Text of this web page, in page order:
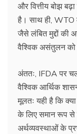
और वित्तीय बोझ
है। साथ ही, WTO
जैसे लंबित मुद्दों की
वैश्विक असंतुलन को
अंततः, IFDA पर
वैश्विक आर्थिक
मूलतः यही है कि
के लिए समान रूप से
अर्थव्यवस्थाओं के